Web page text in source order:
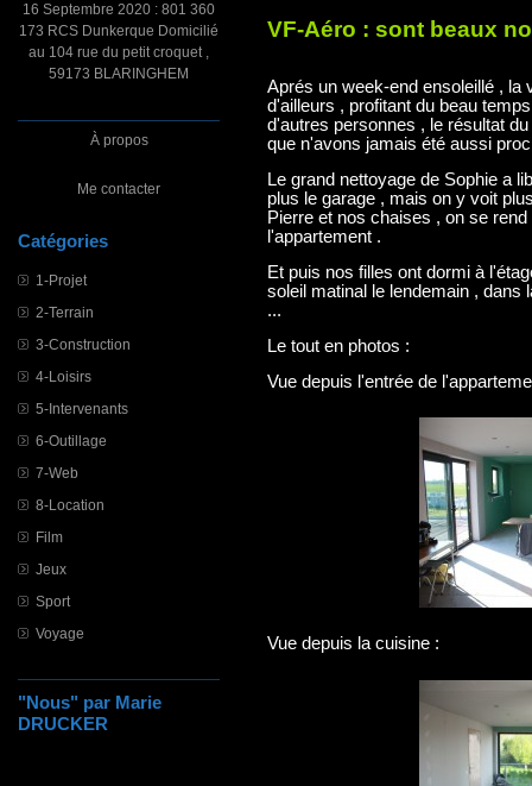
16 Septembre 2020 : 801 360
173 RCS Dunkerque Domicilié
au 104 rue du petit croquet ,
59173 BLARINGHEM
À propos
Me contacter
Catégories
1-Projet
2-Terrain
3-Construction
4-Loisirs
5-Intervenants
6-Outillage
7-Web
8-Location
Film
Jeux
Sport
Voyage
"Nous" par Marie
DRUCKER
VF-Aéro : sont beaux
Aprés un week-end ensoleillé , la
d'ailleurs , profitant du beau
d'autres personnes , le résultat
que n'avons jamais été aussi
Le grand nettoyage de Sophie a
plus le garage , mais on y voit
Pierre et nos chaises , on se
l'appartement .
Et puis nos filles ont dormi à
soleil matinal le lendemain , dans
...
Le tout en photos :
Vue depuis l'entrée de
Vue depuis la cuisine :